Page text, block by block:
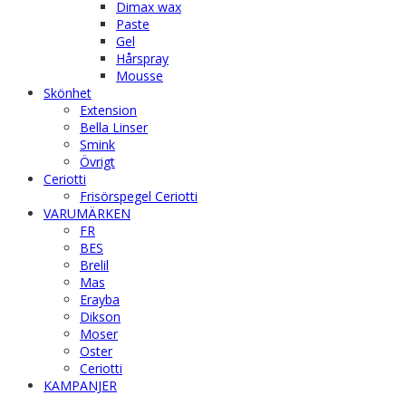
Dimax wax
Paste
Gel
Hårspray
Mousse
Skönhet
Extension
Bella Linser
Smink
Övrigt
Ceriotti
Frisörspegel Ceriotti
VARUMÄRKEN
FR
BES
Brelil
Mas
Erayba
Dikson
Moser
Oster
Ceriotti
KAMPANJER